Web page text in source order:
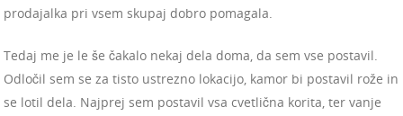
prodajalka pri vsem skupaj dobro pomagala.
Tedaj me je le še čakalo nekaj dela doma, da sem vse postavil.
Odločil sem se za tisto ustrezno lokacijo, kamor bi postavil rože in
se lotil dela. Najprej sem postavil vsa cvetlična korita, ter vanje